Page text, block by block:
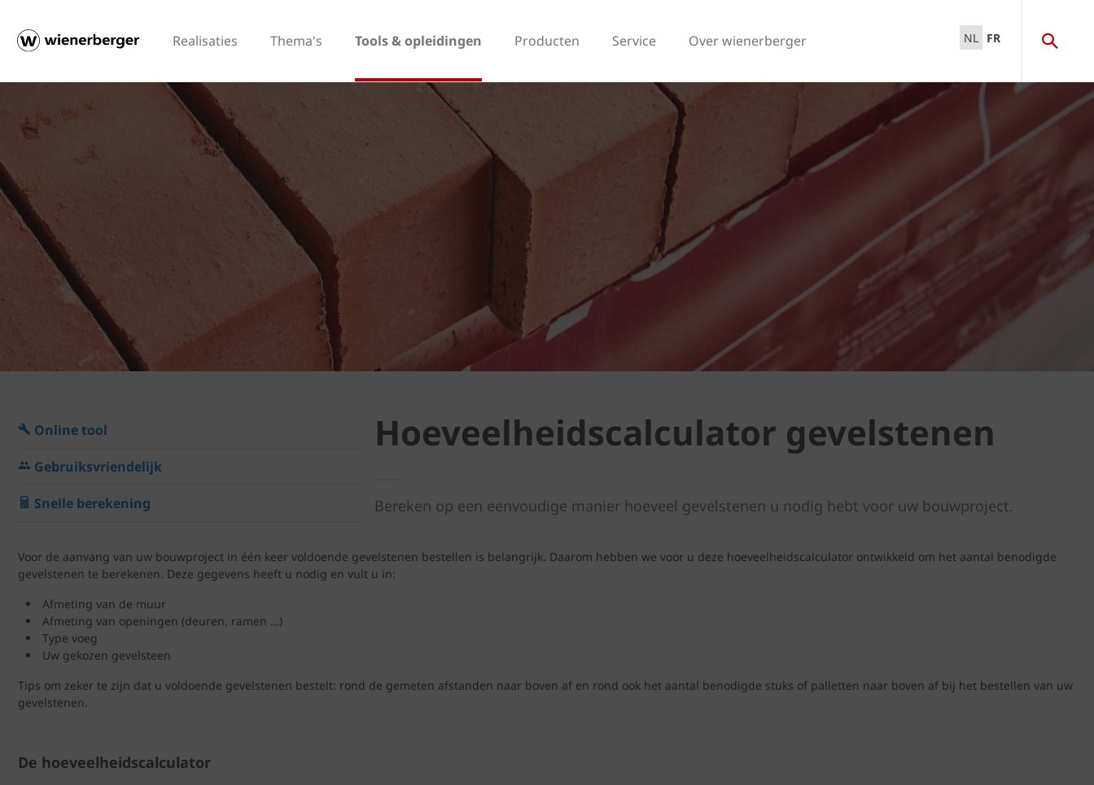
Realisaties Thema's Tools & opleidingen Producten Service Over wienerberger NL FR
Online tool
Gebruiksvriendelijk
Snelle berekening
Hoeveelheidscalculator gevelstenen
Bereken op een eenvoudige manier hoeveel gevelstenen u nodig hebt voor uw bouwproject.
Voor de aanvang van uw bouwproject in één keer voldoende gevelstenen bestellen is belangrijk. Daarom hebben we voor u deze hoeveelheidscalculator ontwikkeld om het aantal benodigde
gevelstenen te berekenen. Deze gegevens heeft u nodig en vult u in:
Afmeting van de muur
Afmeting van openingen (deuren, ramen …)
Type voeg
Uw gekozen gevelsteen
Tips om zeker te zijn dat u voldoende gevelstenen bestelt: rond de gemeten afstanden naar boven af en rond ook het aantal benodigde stuks of palletten naar boven af bij het bestellen van uw
gevelstenen.
De hoeveelheidscalculator